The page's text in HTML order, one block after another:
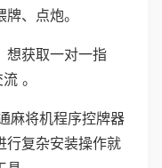
、点炮。
想获取一对一指
。
麻将机程序控牌器
行复杂安装操作就